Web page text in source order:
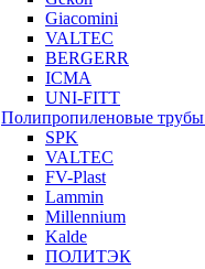
Giacomini
VALTEC
BERGERR
ICMA
UNI-FITT
Полипропиленовые трубы
SPK
VALTEC
FV-Plast
Lammin
Millennium
Kalde
ПОЛИТЭК